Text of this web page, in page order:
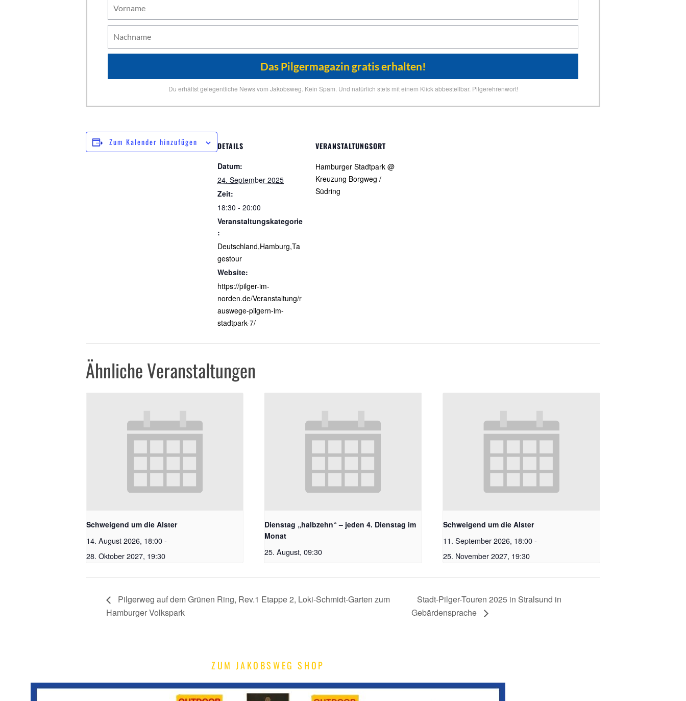
Du erhältst gelegentliche News vom Jakobsweg. Kein Spam. Und natürlich stets mit einem Klick abbestellbar. Pilgerehrenwort!
Zum Kalender hinzufügen DETAILS
Datum:
24. September 2025
Zeit:
18:30 - 20:00
Veranstaltungskategorie
:
Deutschland,Hamburg,Ta
gestour
Website:
https://pilger-im-
norden.de/Veranstaltung/r
auswege-pilgern-im-
stadtpark-7/
VERANSTALTUNGSORT
Hamburger Stadtpark @
Kreuzung Borgweg /
Südring
Ähnliche Veranstaltungen
Schweigend um die Alster
14. August 2026, 18:00-
28. Oktober 2027, 19:30
Dienstag „halbzehn“ – jeden 4. Dienstag im
Monat
25. August, 09:30
Schweigend um die Alster
11. September 2026, 18:00-
25. November 2027, 19:30
Pilgerweg auf dem Grünen Ring, Rev.1 Etappe 2, Loki-Schmidt-Garten zum
Hamburger Volkspark
Stadt-Pilger-Touren 2025 in Stralsund in
Gebärdensprache
ZUM JAKOBSWEG SHOP